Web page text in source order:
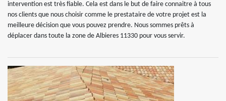
intervention est très fiable. Cela est dans le but de faire connaitre à tous
nos clients que nous choisir comme le prestataire de votre projet est la
meilleure décision que vous pouvez prendre. Nous sommes prêts à
déplacer dans toute la zone de Albieres 11330 pour vous servir.